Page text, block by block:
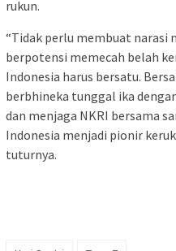
rukun.
“Tidak perlu membuat narasi
berpotensi memecah belah
Indonesia harus bersatu.
berbhineka tunggal ika
dan menjaga NKRI bersama
Indonesia menjadi pionir
tuturnya.